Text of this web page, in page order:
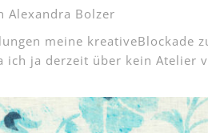
Alexandra Bolzer
meine kreativeBlockade
ich ja derzeit über kein Atelier